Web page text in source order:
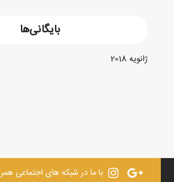
بایگانی‌ها
ژانویه 2018
با ما در شبکه های اجتماعی